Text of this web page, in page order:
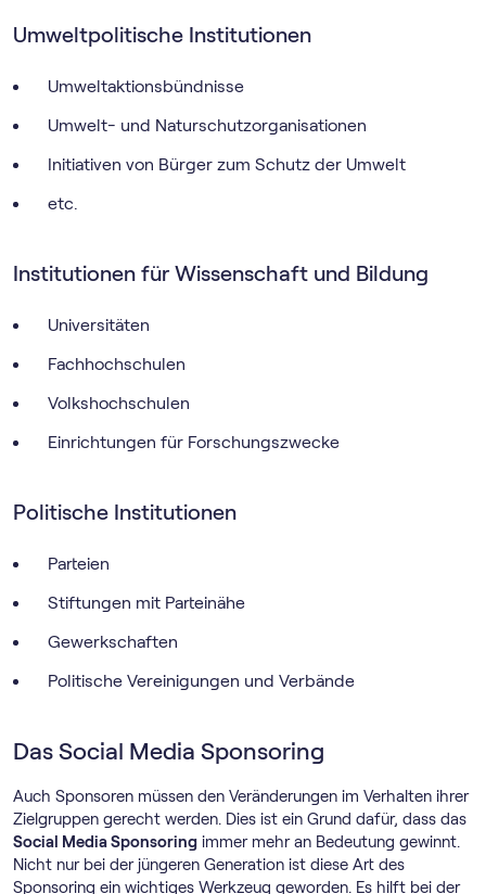
Umweltpolitische Institutionen
Umweltaktionsbündnisse
Umwelt- und Naturschutzorganisationen
Initiativen von Bürger zum Schutz der Umwelt
etc.
Institutionen für Wissenschaft und Bildung
Universitäten
Fachhochschulen
Volkshochschulen
Einrichtungen für Forschungszwecke
Politische Institutionen
Parteien
Stiftungen mit Parteinähe
Gewerkschaften
Politische Vereinigungen und Verbände
Das Social Media Sponsoring
Auch Sponsoren müssen den Veränderungen im Verhalten ihrer
Zielgruppen gerecht werden. Dies ist ein Grund dafür, dass das
Social Media Sponsoring immer mehr an Bedeutung gewinnt.
Nicht nur bei der jüngeren Generation ist diese Art des
Sponsoring ein wichtiges Werkzeug geworden. Es hilft bei der